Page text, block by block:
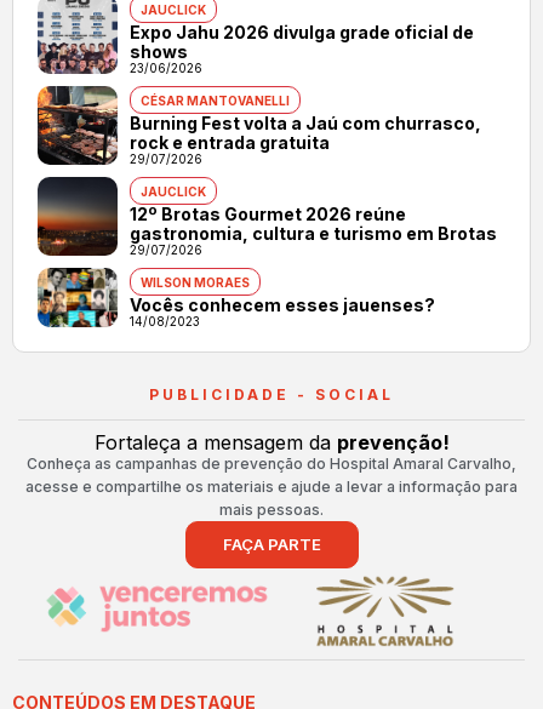
JAUCLICK
Expo Jahu 2026 divulga grade oficial de
shows
23/06/2026
CÉSAR MANTOVANELLI
Burning Fest volta a Jaú com churrasco,
rock e entrada gratuita
29/07/2026
JAUCLICK
12º Brotas Gourmet 2026 reúne
gastronomia, cultura e turismo em Brotas
29/07/2026
WILSON MORAES
Vocês conhecem esses jauenses?
14/08/2023
PUBLICIDADE - SOCIAL
Fortaleça a mensagem da prevenção!
Conheça as campanhas de prevenção do Hospital Amaral Carvalho,
acesse e compartilhe os materiais e ajude a levar a informação para
mais pessoas.
FAÇA PARTE
CONTEÚDOS EM DESTAQUE